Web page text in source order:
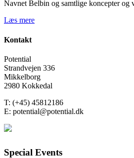
Lars Elmkjær, Holbæk Kommune
Navnet Belbin og samtlige koncepter
Læs mere
Kontakt
Potential
Strandvejen 336
Mikkelborg
2980 Kokkedal
T: (+45) 45812186
E: potential@potential.dk
Special Events